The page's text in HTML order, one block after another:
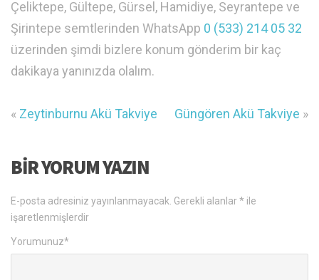
Çeliktepe, Gültepe, Gürsel, Hamidiye, Seyrantepe ve
Şirintepe semtlerinden WhatsApp 0 (533) 214 05 32
üzerinden şimdi bizlere konum gönderim bir kaç
dakikaya yanınızda olalım.
« Zeytinburnu Akü Takviye Güngören Akü Takviye »
BIR YORUM YAZIN
E-posta adresiniz yayınlanmayacak. Gerekli alanlar* ile
işaretlenmişlerdir
Yorumunuz*